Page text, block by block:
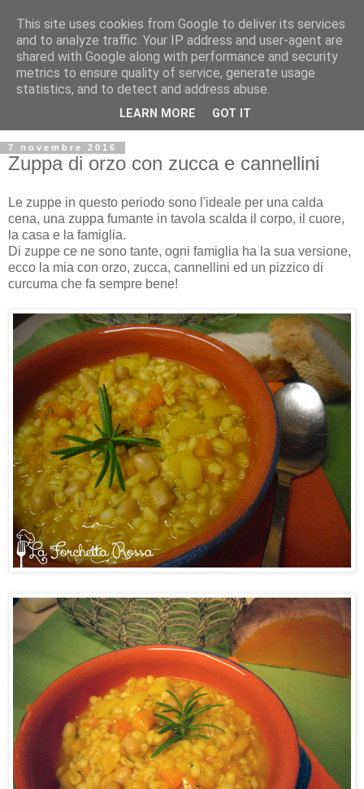
7 novembre 2016
Zuppa di orzo con zucca e cannellini
Le zuppe in questo periodo sono l'ideale per una calda
cena, una zuppa fumante in tavola scalda il corpo, il cuore,
la casa e la famiglia.
Di zuppe ce ne sono tante, ogni famiglia ha la sua versione,
ecco la mia con orzo, zucca, cannellini ed un pizzico di
curcuma che fa sempre bene!
This site uses cookies from Google to deliver its services
and to analyze traffic. Your IP address and user-agent are
shared with Google along with performance and security
metrics to ensure quality of service, generate usage
statistics, and to detect and address abuse.
LEARN MORE GOT IT